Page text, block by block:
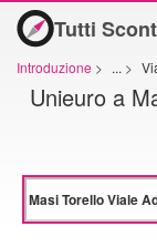
Tutti
Introduzione > ... >
Unieuro a